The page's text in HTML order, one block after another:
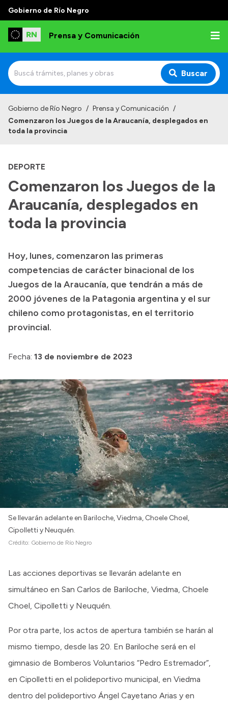
Gobierno de Río Negro
Prensa y Comunicación
Buscar
Institucional
Referentes de prensa
Archivo de noticias
Transparencia
Boletín Oficial
Compras y licitaciones
Consulta de expedientes
Consulta de pago a proveedores
Convocatorias
Gobierno de Río Negro / Prensa y Comunicación /
Comenzaron los Juegos de la Araucanía, desplegados en
toda la provincia
DEPORTE
Comenzaron los Juegos de la
Araucanía, desplegados en
toda la provincia
Hoy, lunes, comenzaron las primeras
competencias de carácter binacional de los
Juegos de la Araucanía, que tendrán a más de
2000 jóvenes de la Patagonia argentina y el sur
chileno como protagonistas, en el territorio
provincial.
Fecha: 13 de noviembre de 2023
Se llevarán adelante en Bariloche, Viedma, Choele Choel,
Cipolletti y Neuquén.
Crédito: Gobierno de Río Negro
Las acciones deportivas se llevarán adelante en
simultáneo en San Carlos de Bariloche, Viedma, Choele
Choel, Cipolletti y Neuquén.
Por otra parte, los actos de apertura también se harán al
mismo tiempo, desde las 20. En Bariloche será en el
gimnasio de Bomberos Voluntarios “Pedro Estremador”,
en Cipolletti en el polideportivo municipal, en Viedma
dentro del polideportivo Ángel Cayetano Arias y en